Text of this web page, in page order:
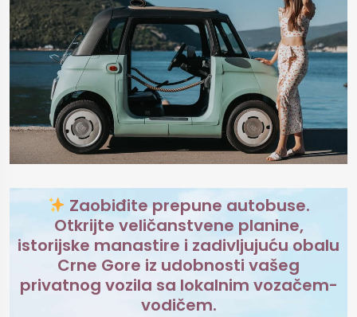
Zaobiđite prepune autobuse.
Otkrijte veličanstvene planine,
istorijske manastire i zadivljujuću obalu
Crne Gore iz udobnosti vašeg
privatnog vozila sa lokalnim vozačem-
vodičem.